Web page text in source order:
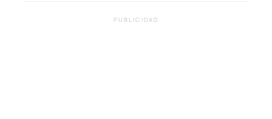
PUBLICIDAD